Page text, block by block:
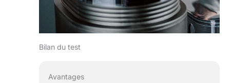
Bilan du test
Avantages